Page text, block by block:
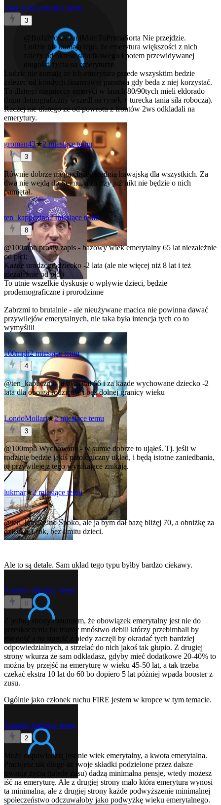
Tom.Ash2 miesiące temu
3
@BoJaProszePaniMamTuPrimaSorta Nie przejdzie.
Ludzie nie kumają tego, że emerytura większości z nich
zależy od okresu składkowego i potem przewidywanej
długości życia na emeryturze.
Ludzie nie kumają ze ich emerytura przede wszysktim bedzie
zalezec od kondycji finansowej panstwa gdy beda z niej korzystać.
To dlatego niemieccy emeryci w latach 80/90tych mieli eldorado
(bum demograficzny wszedl na rynek + turecka tania sila robocza).
Raczej nie dlatego ze od powrotu z frontów 2ws odkladali na
emerytury.
groman43★2 miesiące temu
3
Równie dobrze mogą chcieć średnią hawajską dla wszystkich. Za
dwa nie wejdą do Sejmu, a za trzy już nikt nie będzie o nich
pamiętał.
ten_kapuczino2 miesiące temu
8
@100mphprosty zapis - bazowy wiek emerytalny 65 lat niezależnie
od płci;
Każde urodzone dziecko -2 lata (ale nie więcej niż 8 lat i też
niezależnie od płci)
To utnie wszelkie dyskusje o wpływie dzieci, będzie
prodemograficzne i prorodzinne
Zabrzmi to brutalnie - ale nieużywane macica nie powinna dawać
przywilejów emerytalnych, nie taka była intencja tych co to
wymyślili
100mph2 miesiące temu
4
@ten_kapuczinoja bym dal 66 i za kazde wychowane dziecko -2
lata dla obojga rodzicow i bez dolnej granicy wieku
LondoMollari★2 miesiące temu
3
@100mphWychowane - w sumie dobrze to ująłeś. Tj. jeśli w
rodzinie będzie jakiś patologiczny układ, i będą istotne zaniedbania,
to przywileje z tego wynikające znikają.
lukmar★2 miesiące temu
0
@ten_kapuczinoSpoko, ale ja bym dał bazę bliżęj 70, a obniżkę za
dziecko 1 rok, bez limitu dzieci.
Ale to są detale. Sam układ tego typu byłby bardzo ciekawy.
Xianth2 miesiące temu
0
Z jednej strony rozumiem, że obowiązek emerytalny jest nie do
przeskoczenia bo mamy mnóstwo debili którzy przebimbali by
młodość a na starość z biedy zaczęli by okradać tych bardziej
odpowiedzialnych, a strzelać do nich jakoś tak głupio. Z drugiej
strony wkurza że sam odkładasz, gdyby mieć dodatkowe 20-40% to
można by przejść na emeryturę w wieku 45-50 lat, a tak trzeba
czekać ekstra 10 lat do 60 bo dopiero 5 lat później wpada booster z
zusu.
Ogólnie jako członek ruchu FIRE jestem w kropce w tym temacie.
Xianth2 miesiące temu
2
Może odpowiedzią jest nie wiek emerytalny, a kwota emerytalna.
Pracujesz tak długo aż twoje składki podzielone przez dalsze
trwanie życia (tabele zusu) dadzą minimalna pensje, wtedy możesz
iść na emeryturę. Ale z drugiej strony mało która emerytura wynosi
ta minimalna, ale z drugiej strony każde podwyższenie minimalnej
społeczeństwo odczuwałoby jako podwyżkę wieku emerytalnego.